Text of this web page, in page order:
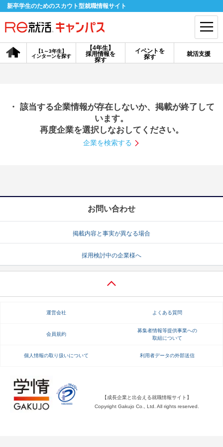
新卒学生のためのスカウト型就職情報サイト
【4年生】
採用情報を
探す
【1～3年生】
インターンを探す
イベントを
探す
就活支援
会員登録 ログイン
探す
【4年生】
説明会を探す
就活ノウハウ・サポート
就活ノウハウが満載！ お役立ち記事・相談室など
就活ニュースペーパー よくある質問
不明点があればこちら
・ 該当する企業情報が存在しないか、掲載が終了して
います。
再度企業を選択しなおしてください。
企業を検索する
お問い合わせ
掲載内容と事実が異なる場合
採用検討中の企業様へ
運営会社 よくある質問
会員規約
募集者情報等提供事業への
取組について
個人情報の取り扱いについて 利用者データの外部送信
【成長企業と出会える就職情報サイト】
Copyright Gakujo Co., Ltd. All rights reserved.